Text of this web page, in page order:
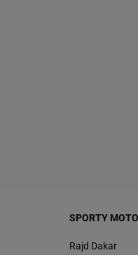
SPORTY
Rajd Dakar